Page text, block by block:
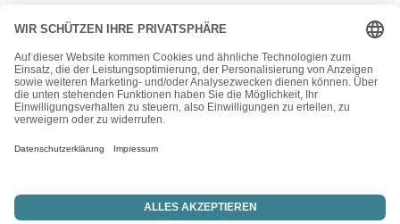
endlos Reißverschluss –
3mm-Spirale – inkl.10
Zipper – Blautöne
teilbar – 80cm –
Zweiwegereißverschluss
-verschiedene Farben